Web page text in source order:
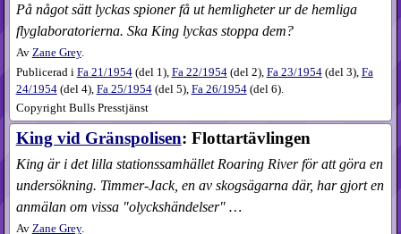
På något sätt lyckas spioner få ut hemligheter ur de hemliga
flyglaboratorierna. Ska King lyckas stoppa dem?
Av Zane Grey.
Publicerad i Fa 21​/1954(del 1 ), Fa 22​/1954(del 2), Fa 23​/1954(del 3), Fa
24​/1954(del 4), Fa 25​/1954(del 5), Fa 26​/1954(del 6).
Copyright Bulls Presstjänst
King vid Gränspolisen: Flottartävlingen
King är i det lilla stationssamhället Roaring River för att göra en
undersökning. Timmer-Jack, en av skogsägarna där, har gjort en
anmälan om vissa "olyckshändelser" …
Av Zane Grey.